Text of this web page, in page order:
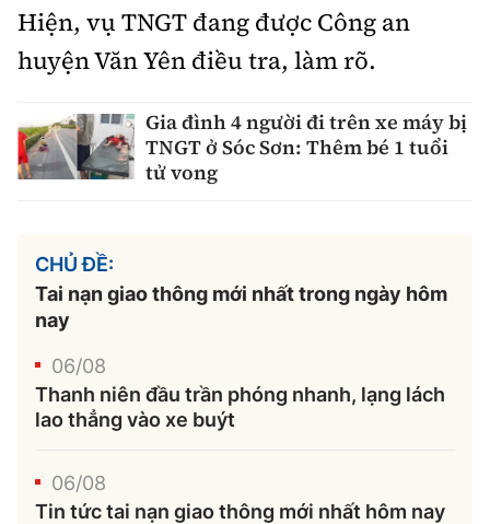
Thông tin tòa
Hiện, vụ TNGT đang được Công an
huyện Văn Yên điều tra, làm rõ.
Gia đình 4 người đi trên xe máy bị
TNGT ở Sóc Sơn: Thêm bé 1 tuổi
tử vong
CHỦ ĐỀ:
Tai nạn giao thông mới nhất trong ngày hôm
nay
06/08
Thanh niên đầu trần phóng nhanh, lạng lách
lao thẳng vào xe buýt
06/08
Tin tức tai nạn giao thông mới nhất hôm nay